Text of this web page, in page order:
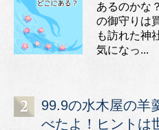
あるのかな
の御守りは
も訪れた神
気になっ...
99.9の水木屋の羊
べたよ！ヒントは